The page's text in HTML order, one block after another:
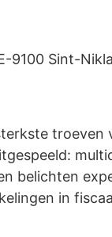
9100 Sint-
troeven
belichten
in